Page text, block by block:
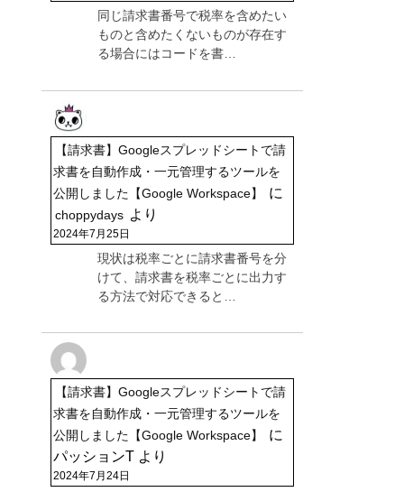
同じ請求書番号で税率を含めたい
ものと含めたくないものが存在す
る場合にはコードを書…
【請求書】Googleスプレッドシートで請
求書を自動作成・一元管理するツールを
公開しました【Google Workspace】
に
choppydays より
2024年7月25日
現状は税率ごとに請求書番号を分
けて、請求書を税率ごとに出力す
る方法で対応できると…
【請求書】Googleスプレッドシートで請
求書を自動作成・一元管理するツールを
公開しました【Google Workspace】
に
パッションT より
2024年7月24日